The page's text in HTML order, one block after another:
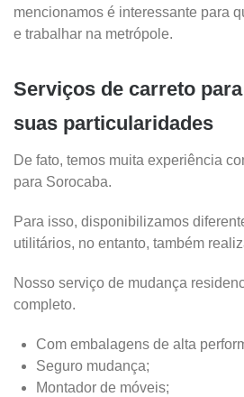
mencionamos é interessante para
e trabalhar na metrópole.
Serviços de carreto
suas particularidades
De fato, temos muita experiência
para Sorocaba.
Para isso, disponibilizamos
utilitários, no entanto, também
Nosso serviço de mudança
completo.
Com embalagens de alta
Seguro mudança;
Montador de móveis;